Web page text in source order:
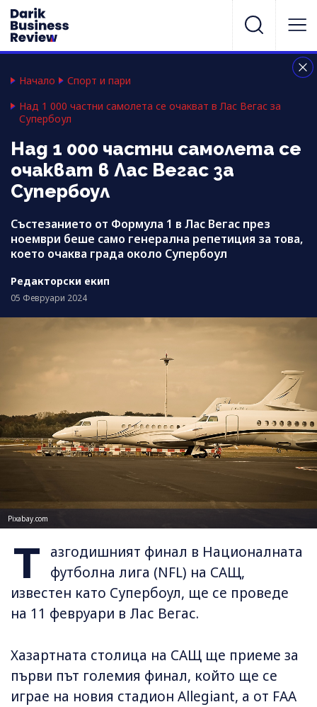
Начало
Спорт и пари
Над 1 000 частни самолета се очакват в Лас Вегас за
Супербоул
Над 1 000 частни самолета се
очакват в Лас Вегас за
Супербоул
Състезанието от Формула 1 в Лас Вегас през
ноември беше само генерална репетиция за това,
което очаква града около Супербоул
Редакторски екип
05 Февруари 2024
Pixabay.com
Т
азгодишният финал в Националната
футболна лига (NFL) на САЩ,
известен като Супербоул, ще се проведе
на 11 февруари в Лас Вегас.
Хазартната столица на САЩ ще приеме за
първи път големия финал, който ще се
играе на новия стадион Allegiant, а от FAA